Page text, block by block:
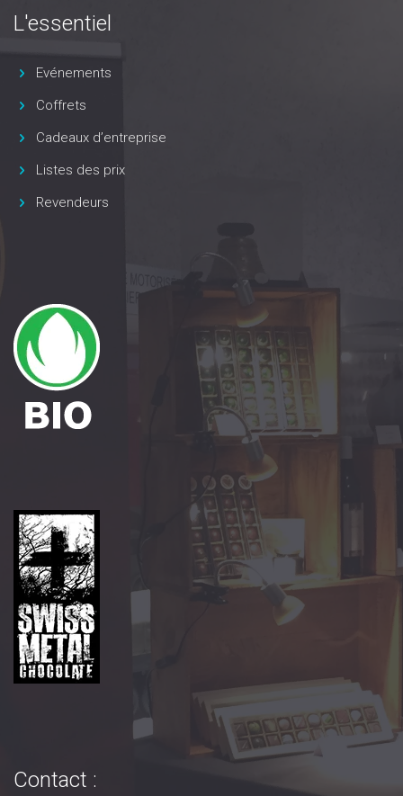
L'essentiel
Evénements
Coffrets
Cadeaux d’entreprise
Listes des prix
Revendeurs
Contact :